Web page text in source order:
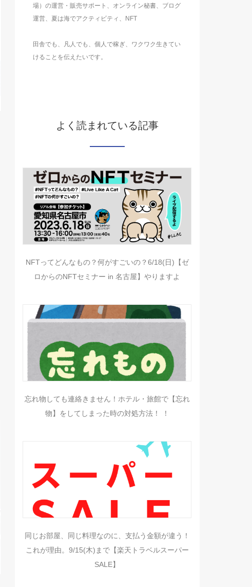
場）の運営・販売サポート、オンライン秘書、ブログ
運営、夏は海でアクティビティ、NFT
田舎でも、凡人でも、個人で稼ぎ、ワクワク生きてい
けることを伝えたいです。
よく読まれている記事
NFTってどんなもの？何がすごいの？6/18(日)【ゼ
ロからのNFTセミナー in 名古屋】やりますよ
忘れ物しても連絡きません！ホテル・旅館で【忘れ
物】をしてしまった時の対処方法！ ！
同じお部屋、同じ料理なのに、支払う金額が違う！
これが理由。9/15(木)まで【楽天トラベルスーパー
SALE】